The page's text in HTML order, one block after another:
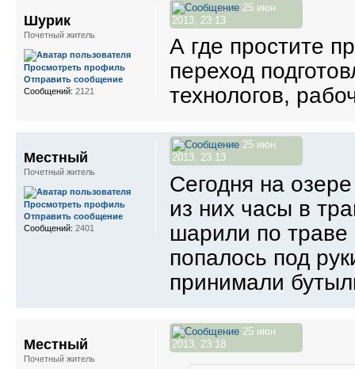
25 июн
2013, 23:13
А где простите
переход
технологов,
Шурик
Почетный житель
Просмотреть профиль
Отправить сообщение
Сообщений: 2121
25 июн
2013, 23:13
Сегодня на
из них часы в
шарили по траве
попалось под
принимали
Местный
Почетный житель
Просмотреть профиль
Отправить сообщение
Сообщений: 2401
25 июн
2013, 23:18
Местный
Почетный житель